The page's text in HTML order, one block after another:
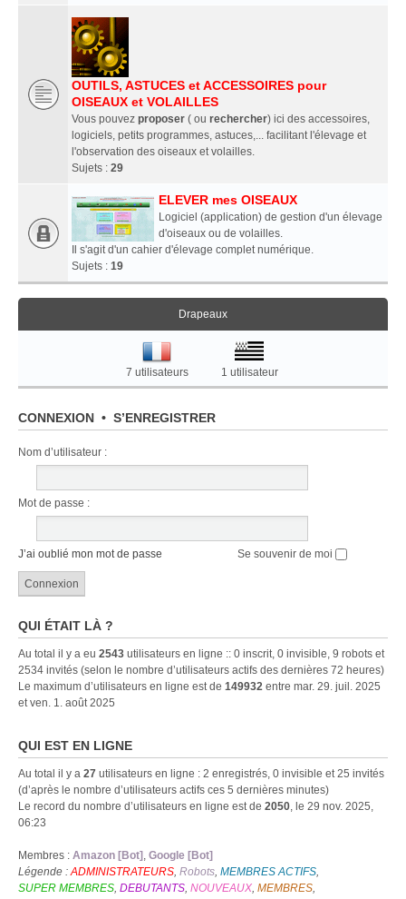
OUTILS, ASTUCES et ACCESSOIRES pour
OISEAUX et VOLAILLES
Vous pouvez proposer ( ou rechercher) ici des accessoires,
logiciels, petits programmes, astuces,... facilitant l'élevage et
l'observation des oiseaux et volailles.
Sujets : 29
ELEVER mes OISEAUX
Logiciel (application) de gestion d'un élevage
d'oiseaux ou de volailles.
Il s'agit d'un cahier d'élevage complet numérique.
Sujets : 19
Drapeaux
7 utilisateurs 1 utilisateur
CONNEXION • S’ENREGISTRER
Nom d’utilisateur :
Mot de passe :
J’ai oublié mon mot de passe Se souvenir de moi
QUI ÉTAIT LÀ ?
Au total il y a eu 2543 utilisateurs en ligne :: 0 inscrit, 0 invisible, 9 robots et
2534 invités (selon le nombre d’utilisateurs actifs des dernières 72 heures)
Le maximum d’utilisateurs en ligne est de 149932 entre mar. 29. juil. 2025
et ven. 1. août 2025
QUI EST EN LIGNE
Au total il y a 27 utilisateurs en ligne : 2 enregistrés, 0 invisible et 25 invités
(d’après le nombre d’utilisateurs actifs ces 5 dernières minutes)
Le record du nombre d’utilisateurs en ligne est de 2050, le 29 nov. 2025,
06:23
Membres : Amazon [Bot] , Google [Bot]
Légende :ADMINISTRATEURS, Robots, MEMBRES ACTIFS,
SUPER MEMBRES, DEBUTANTS, NOUVEAUX, MEMBRES,